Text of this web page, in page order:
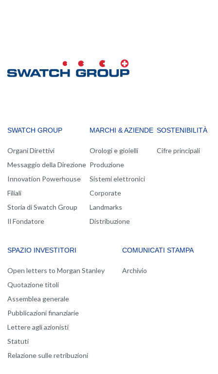
MAIN
NAVIGATION
SWATCH GROUP
Organi Direttivi
Messaggio della Direzione
Innovation Powerhouse
Filiali
Storia di Swatch Group
Il Fondatore
MARCHI & AZIENDE
Orologi e gioielli
Produzione
Sistemi elettronici
Corporate
Landmarks
Distribuzione
SOSTENIBILITÀ
Cifre principali
SPAZIO INVESTITORI
Open letters to Morgan Stanley
Quotazione titoli
Assemblea generale
Pubblicazioni finanziarie
Lettere agli azionisti
Statuti
Relazione sulle retribuzioni
COMUNICATI STAMPA
Archivio